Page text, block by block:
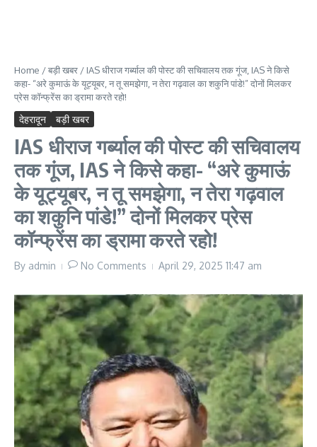
Home /बड़ी खबर / IAS धीराज गर्ब्याल की पोस्ट की सचिवालय तक गूंज, IAS ने किसे
कहा- “अरे कुमाऊं के यूट्यूबर, न तू समझेगा, न तेरा गढ़वाल का शकुनि पांडे!” दोनों मिलकर
प्रेस कॉन्फ्रेंस का ड्रामा करते रहो!
देहरादून बड़ी खबर
IAS धीराज गर्ब्याल की पोस्ट की सचिवालय
तक गूंज, IAS ने किसे कहा- “अरे कुमाऊं
के यूट्यूबर, न तू समझेगा, न तेरा गढ़वाल
का शकुनि पांडे!” दोनों मिलकर प्रेस
कॉन्फ्रेंस का ड्रामा करते रहो!
By admin No Comments April 29, 2025 11:47 am